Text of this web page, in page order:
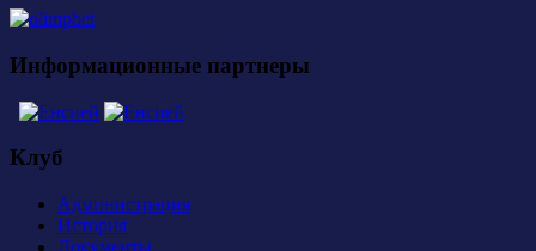
Информационные партнеры
Клуб
Администрация
История